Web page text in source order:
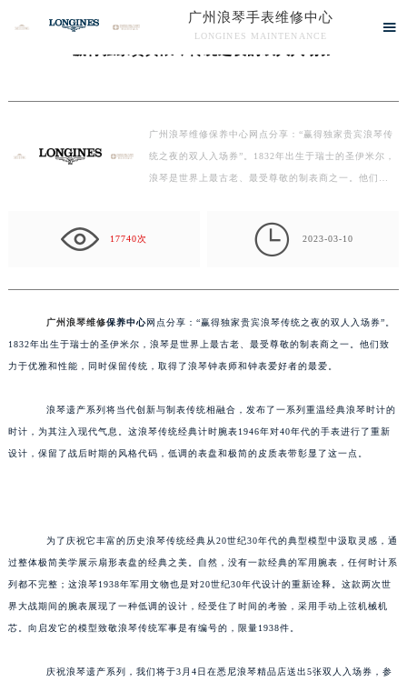
广州浪琴手表维修中心
LONGINES MAINTENANCE

广州浪琴手表维修中心竭诚为您服务！
当前位置：广州浪琴手表维修中心 文章> 赢得独家贵宾浪琴传统之夜的双人入场券
广州浪琴维修保养中心网点分享：“赢得独家贵宾浪琴传
统之夜的双人入场券”。1832年出生于瑞士的圣伊米尔，
浪琴是世界上最古老、最受尊敬的制表商之一。他们…
17740次  2023-03-10
广州浪琴维修保养中心网点分享：“赢得独家贵宾浪琴传统之夜的双人入场券”。
1832年出生于瑞士的圣伊米尔，浪琴是世界上最古老、最受尊敬的制表商之一。他们致
力于优雅和性能，同时保留传统，取得了浪琴钟表师和钟表爱好者的最爱。
浪琴遗产系列将当代创新与制表传统相融合，发布了一系列重温经典浪琴时计的
时计，为其注入现代气息。这浪琴传统经典计时腕表1946年对40年代的手表进行了重新
设计，保留了战后时期的风格代码，低调的表盘和极简的皮质表带彰显了这一点。
为了庆祝它丰富的历史浪琴传统经典从20世纪30年代的典型模型中汲取灵感，通
过整体极简美学展示扇形表盘的经典之美。自然，没有一款经典的军用腕表，任何时计系
列都不完整；这浪琴1938年军用文物也是对20世纪30年代设计的重新诠释。这款两次世
界大战期间的腕表展现了一种低调的设计，经受住了时间的考验，采用手动上弦机械机
芯。向启发它的模型致敬浪琴传统军事是有编号的，限量1938件。
庆祝浪琴遗产系列，我们将于3月4日在悉尼浪琴精品店送出5张双人入场券，参